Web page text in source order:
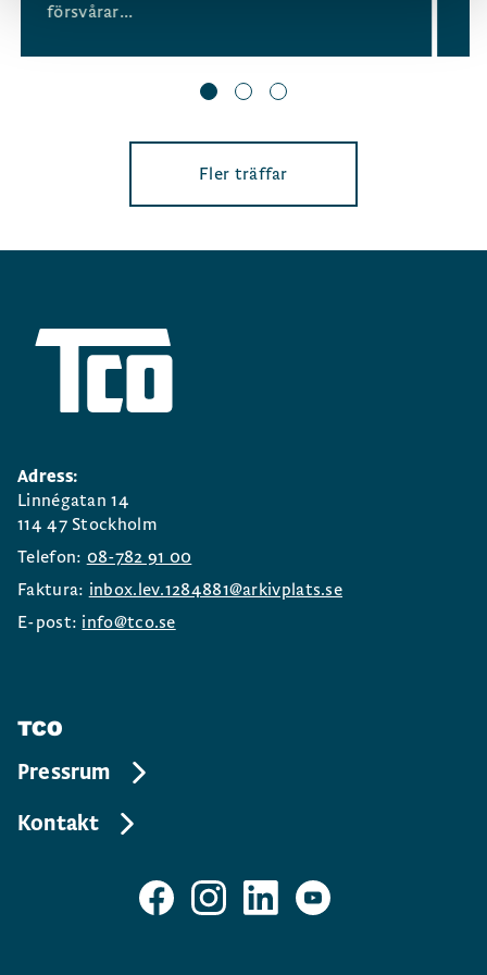
försvårar...
Fler träffar
Adress:
Linnégatan 14
114 47 Stockholm
Telefon: 08-782 91 00
Faktura: inbox.lev.1284881@arkivplats.se
E-post: info@tco.se
TCO
Pressrum
Kontakt